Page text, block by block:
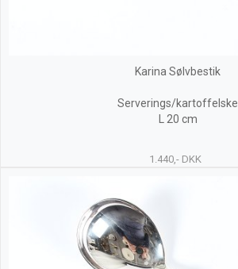
Karina Sølvbestik
Serverings/kartoffelske
L 20 cm
1.440,- DKK